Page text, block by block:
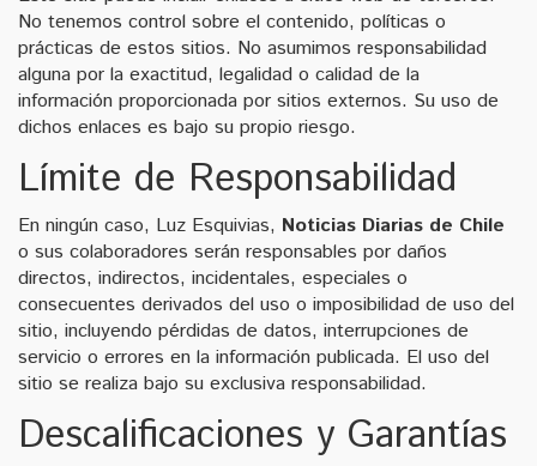
No tenemos control sobre el contenido, políticas o
prácticas de estos sitios. No asumimos responsabilidad
alguna por la exactitud, legalidad o calidad de la
información proporcionada por sitios externos. Su uso de
dichos enlaces es bajo su propio riesgo.
Límite de Responsabilidad
En ningún caso, Luz Esquivias, Noticias Diarias de Chile
o sus colaboradores serán responsables por daños
directos, indirectos, incidentales, especiales o
consecuentes derivados del uso o imposibilidad de uso del
sitio, incluyendo pérdidas de datos, interrupciones de
servicio o errores en la información publicada. El uso del
sitio se realiza bajo su exclusiva responsabilidad.
Descalificaciones y Garantías